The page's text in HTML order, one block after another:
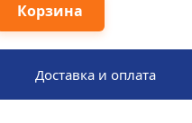
Корзина
Доставка и оплата